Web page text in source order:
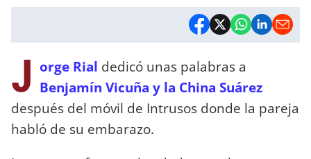
J orge Rial dedicó unas palabras a
Benjamín Vicuña y la China Suárez
después del móvil de Intrusos donde la pareja
habló de su embarazo.